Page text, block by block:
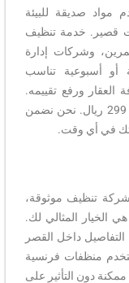
مواد صديقة للبيئة
قصير. خدمة تنظيف
وشركات إدارة
أسبوعية تناسب
ورفع تقييمه.
احصل على عرض خاص اليوم بأسعار تبدأ من 299 ريال. نحن نضمن
في أي وقت.
تنظيف موثوقة،
المثالي لك.
داخل القصر
منظفات فرنسية
دون التأثير على